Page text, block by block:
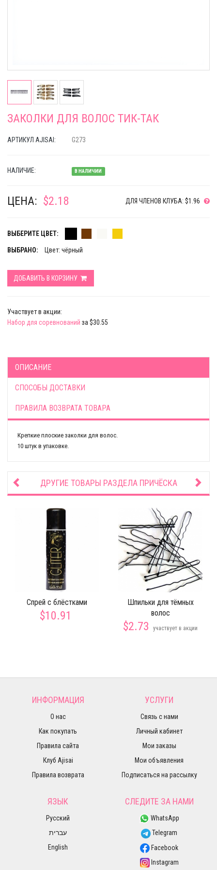
ЗАКОЛКИ ДЛЯ ВОЛОС ТИК-ТАК
АРТИКУЛ AJISAI: G273
НАЛИЧИЕ: В НАЛИЧИИ
ЦЕНА: $2.18 ДЛЯ ЧЛЕНОВ КЛУБА: $1.96
ВЫБЕРИТЕ ЦВЕТ:
ВЫБРАНО: Цвет: чёрный
ДОБАВИТЬ В КОРЗИНУ
Участвует в акции:
Набор для соревнований за $30.55
ОПИСАНИЕ
СПОСОБЫ ДОСТАВКИ
ПРАВИЛА ВОЗВРАТА ТОВАРА
Крепкие плоские заколки для волос.
10 штук в упаковке.
ДРУГИЕ ТОВАРЫ РАЗДЕЛА ПРИЧЁСКА
Спрей с блёстками
$10.91
Шпильки для тёмных
волос
$2.73 участвует в акции
ИНФОРМАЦИЯ
О нас
Как покупать
Правила сайта
Клуб Ajisai
Правила возврата
УСЛУГИ
Связь с нами
Личный кабинет
Мои заказы
Мои объявления
Подписаться на рассылку
ЯЗЫК
Русский
עברית
English
СЛЕДИТЕ ЗА НАМИ
WhatsApp
Telegram
Facebook
Instagram